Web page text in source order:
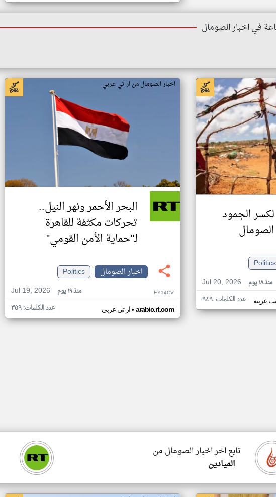
في اخبار الصومال
الجمود
Politics
Jul 20, 2026
منذ ١٨ يوم
عربية عدد الكلمات: ٩٤٩
اخبار الصومال من ار تي عربي
البحر الأحمر ونهر النيل..
تحركات مكثفة للقاهرة
لـ"حماية الأمن القومي"
اخبار الصومال
Politics
Jul 19, 2026
منذ ١٩ يوم EY14CV
ار تي عربي• arabic.rt.com عدد الكلمات: ٣٥٩
تابع اخر اخبار الصومال من
الميادين